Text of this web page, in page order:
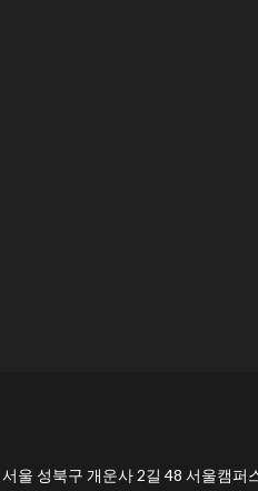
울 성북구 개운사 2길 48 서울캠